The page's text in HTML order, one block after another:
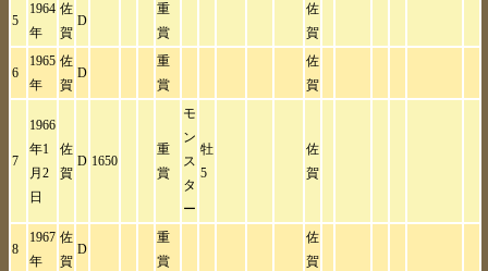
5
1964
年
佐
賀
D
重
賞
佐
賀
6
1965
年
佐
賀
D
重
賞
佐
賀
7
1966
年1
月2
日
佐
賀
D 1650
重
賞
モ
ン
ス
タ
ー
牡
5
佐
賀
8
1967
年
佐
賀
D
重
賞
佐
賀